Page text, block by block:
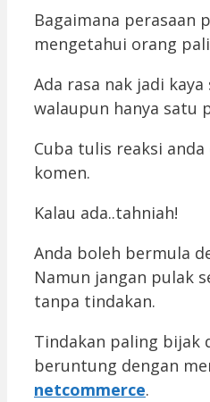
Bagaimana perasaan
mengetahui orang
Ada rasa nak jadi
walaupun hanya satu
Cuba tulis reaksi
komen.
Kalau ada..tahniah!
Anda boleh bermula
Namun jangan pulak
tanpa tindakan.
Tindakan paling bijak
beruntung dengan
netcommerce.